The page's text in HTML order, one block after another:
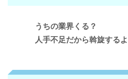
うちの業界くる？
人手不足だから斡旋するよ